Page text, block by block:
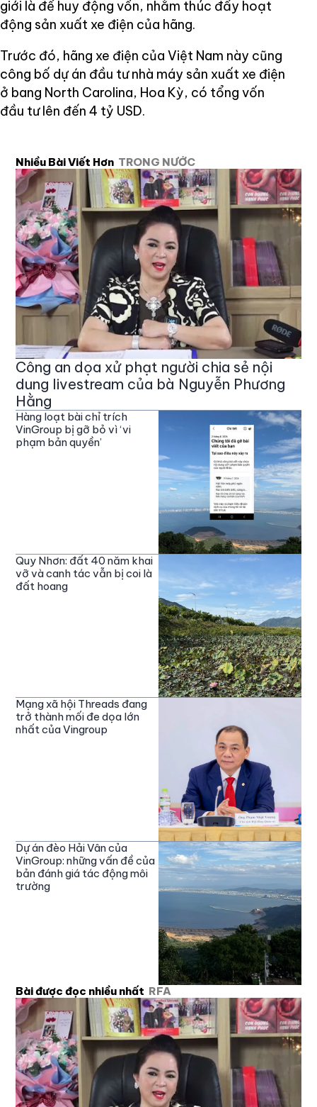
giới là để huy động vốn, nhằm thúc đẩy hoạt
động sản xuất xe điện của hãng.
Trước đó, hãng xe điện của Việt Nam này cũng
công bố dự án đầu tư nhà máy sản xuất xe điện
ở bang North Carolina, Hoa Kỳ, có tổng vốn
đầu tư lên đến 4 tỷ USD.
Nhiều Bài Viết Hơn TRONG NƯỚC
Công an dọa xử phạt người chia sẻ nội
dung livestream của bà Nguyễn Phương
Hằng
Hàng loạt bài chỉ trích
VinGroup bị gỡ bỏ vì ‘vi
phạm bản quyền’
Quy Nhơn: đất 40 năm khai
vỡ và canh tác vẫn bị coi là
đất hoang
Mạng xã hội Threads đang
trở thành mối đe dọa lớn
nhất của Vingroup
Dự án đèo Hải Vân của
VinGroup: những vấn đề của
bản đánh giá tác động môi
trường
Bài được đọc nhiều nhất RFA